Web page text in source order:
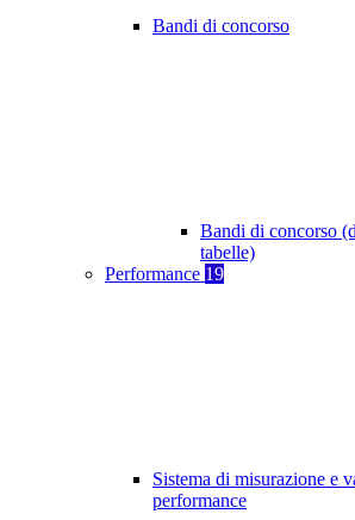
Bandi di concorso
Bandi di concorso
tabelle)
Performance 19
Sistema di misurazione e
performance